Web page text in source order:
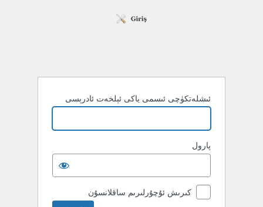
ئىشلەتكۈچى ئىسمى ياكى ئېلخەت ئادرېسى
پارول
كىرىش ئۇچۇرلىرىم ساقلانسۇن